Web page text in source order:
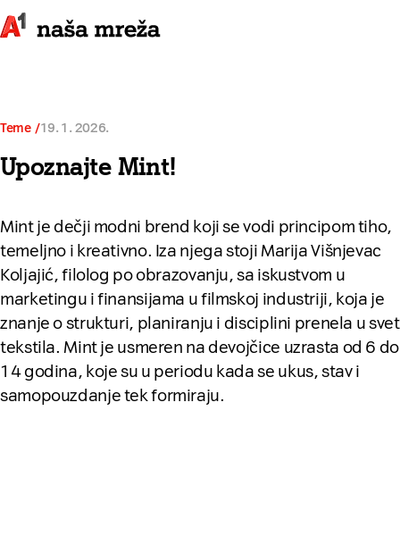
Teme 19. 1. 2026.
Upoznajte Mint!
Mint je dečji modni brend koji se vodi principom tiho,
temeljno i kreativno. Iza njega stoji Marija Višnjevac
Koljajić, filolog po obrazovanju, sa iskustvom u
marketingu i finansijama u filmskoj industriji, koja je
znanje o strukturi, planiranju i disciplini prenela u svet
tekstila. Mint je usmeren na devojčice uzrasta od 6 do
14 godina, koje su u periodu kada se ukus, stav i
samopouzdanje tek formiraju.